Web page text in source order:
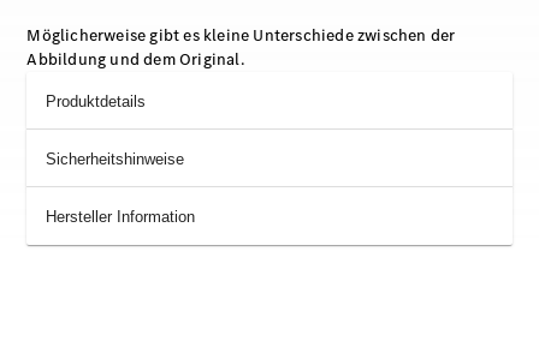
Möglicherweise gibt es kleine Unterschiede zwischen der
Abbildung und dem Original.
Produktdetails
Sicherheitshinweise
Hersteller Information